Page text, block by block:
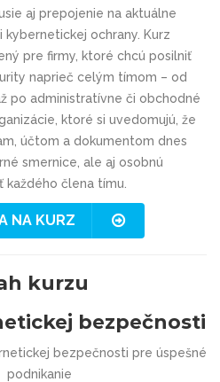
aj prepojenie na aktuálne
ochrany. Kurz
pre firmy, ktoré chcú posilniť
naprieč celým tímom – od
po administratívne či obchodné
ktoré si uvedomujú, že
účtom a dokumentom dnes
smernice, ale aj osobnú
člena tímu.
NA KURZ
kurzu
bezpečnosti
bezpečnosti pre úspešné
podnikanie